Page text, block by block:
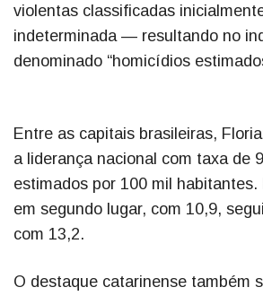
violentas classificadas
indeterminada — resultando no
denominado “homicídios
Entre as capitais brasileiras,
a liderança nacional com taxa de
estimados por 100 mil
em segundo lugar, com 10,9,
com 13,2.
O destaque catarinense também